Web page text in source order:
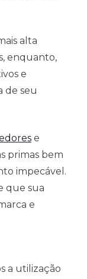
alta
enquanto,
e
de seu
e
primas bem
impecável.
que sua
e
a utilização